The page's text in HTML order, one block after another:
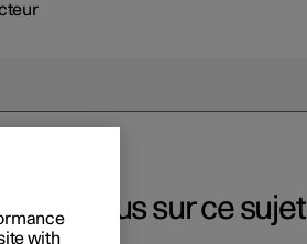
Plus sur ce sujet
with